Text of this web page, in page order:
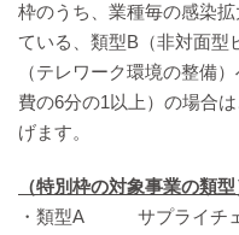
枠のうち、業種毎の感染
ている、類型B（非対面型
（テレワーク環境の整備
費の6分の1以上）の場合
げます。
（特別枠の対象事業の
・類型A サプライチ